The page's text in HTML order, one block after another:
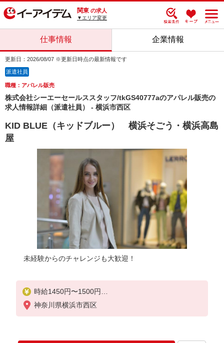
関東 の求人
▼エリア変更
仕事情報 企業情報
更新日：2026/08/07 ※更新日時点の最新情報です
派遣社員
職種：アパレル販売
株式会社シーエーセールススタッフ/tkGS40777aのアパレル販売の
求人情報詳細（派遣社員） - 横浜市西区
KID BLUE（キッドブルー） 横浜そごう・横浜高島
屋
未経験からのチャレンジも大歓迎！
時給1450円〜1500円
上記給与＋時間外勤務手当＋交通費全額支給いたし
神奈川県横浜市西区